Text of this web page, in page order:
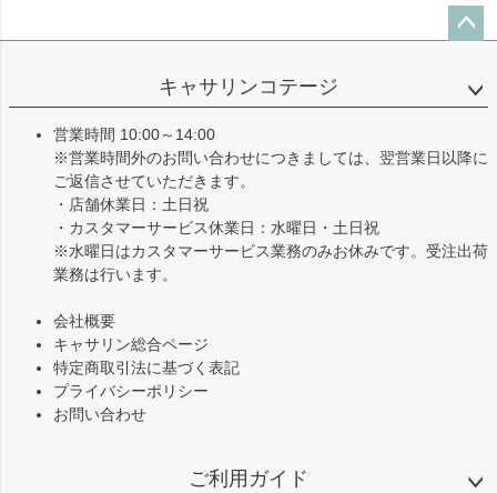
ップ
キャサリンコテージ
営業時間 10:00～14:00
※営業時間外のお問い合わせにつきましては、翌営業日以降に
ご返信させていただきます。
・店舗休業日：土日祝
・カスタマーサービス休業日：水曜日・土日祝
※水曜日はカスタマーサービス業務のみお休みです。受注出荷
業務は行います。
会社概要
キャサリン総合ページ
特定商取引法に基づく表記
プライバシーポリシー
お問い合わせ
ご利用ガイド